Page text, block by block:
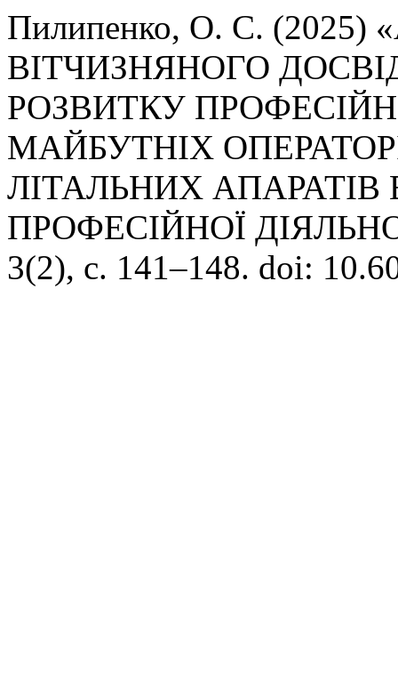
Пилипенко, О. С.
ВІТЧИЗНЯНОГО
РОЗВИТКУ
МАЙБУТНІХ
ЛІТАЛЬНИХ
ПРОФЕСІЙНОЇ
3(2), с. 141–148. doi: